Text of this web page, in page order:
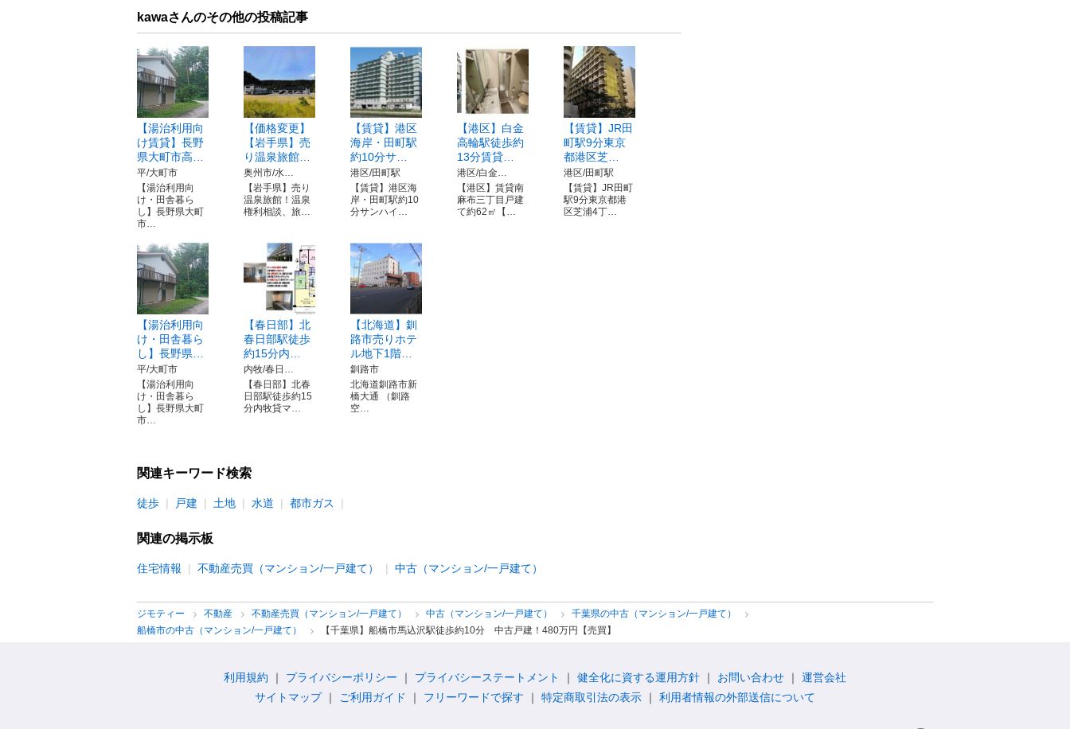
kawaさんのその他の投稿記事
【湯治利用向
け賃貸】長野
県大町市高…
平/大町市
【湯治利用向
け・田舎暮ら
し】長野県大町
市…
【価格変更】
【岩手県】売
り温泉旅館…
奥州市/水…
【岩手県】売り
温泉旅館！温泉
権利相談、旅…
【賃貸】港区
海岸・田町駅
約10分サ…
港区/田町駅
【賃貸】港区海
岸・田町駅約10
分サンハイ…
【港区】白金
高輪駅徒歩約
13分賃貸…
港区/白金…
【港区】賃貸南
麻布三丁目戸建
て約62㎡【…
【賃貸】JR田
町駅9分東京
都港区芝…
港区/田町駅
【賃貸】JR田町
駅9分東京都港
区芝浦4丁…
【湯治利用向
け・田舎暮ら
し】長野県…
平/大町市
【湯治利用向
け・田舎暮ら
し】長野県大町
市…
【春日部】北
春日部駅徒歩
約15分内…
内牧/春日…
【春日部】北春
日部駅徒歩約15
分内牧貸マ…
【北海道】釧
路市売りホテ
ル地下1階…
釧路市
北海道釧路市新
橋大通 （釧路
空…
関連キーワード検索
徒歩 戸建 土地 水道 都市ガス
関連の掲示板
住宅情報 不動産売買（マンション/一戸建て） 中古（マンション/一戸建て）
ジモティー 不動産 不動産売買（マンション/一戸建て） 中古（マンション/一戸建て）
千葉県の中古（マンション/一戸建て）
船橋市の中古（マンション/一戸建て）
【千葉県】船橋市馬込沢駅徒歩約10分 中古戸建！480万円【売買】
利用規約 プライバシーポリシー プライバシーステートメント 健全化に資する運用方針 お問い合わせ
運営会社
サイトマップ
ご利用ガイド フリーワードで探す 特定商取引法の表示 利用者情報の外部送信について